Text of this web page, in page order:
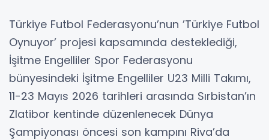
Türkiye Futbol Federasyonu’nun ’Türkiye Futbol
Oynuyor’ projesi kapsamında desteklediği,
İşitme Engelliler Spor Federasyonu
bünyesindeki İşitme Engelliler U23 Milli Takımı,
11-23 Mayıs 2026 tarihleri arasında Sırbistan’ın
Zlatibor kentinde düzenlenecek Dünya
Şampiyonası öncesi son kampını Riva’da